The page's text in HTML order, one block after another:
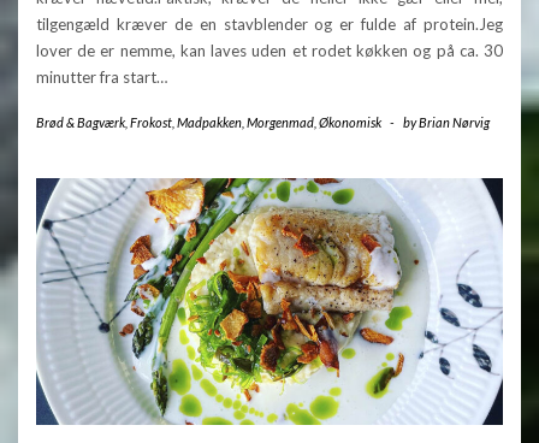
tilgengæld kræver de en stavblender og er fulde af protein.Jeg
lover de er nemme, kan laves uden et rodet køkken og på ca. 30
minutter fra start…
Brød & Bagværk Frokost Madpakken Morgenmad Økonomisk - byBrian Nørvig